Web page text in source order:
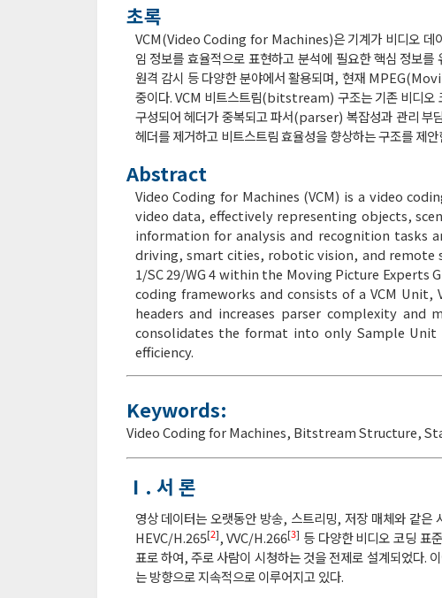
초록
VCM(Video Coding for Machines)은 기계가 비디오 데이
임 정보를 효율적으로 표현하고 분석에 필요한 핵심 정보
원격 감시 등 다양한 분야에서 활용되며, 현재
중이다. VCM 비트스트림(bitstream) 구조는 기존 비디
구성되어 헤더가 중복되고 파서(parser) 복잡성과 관리
헤더를 제거하고 비트스트림 효율성을 향상하는 구조를 제안
Abstract
Video Coding for Machines (VCM) is a video
video data, effectively representing objects,
information for analysis and recognition tasks
driving, smart cities, robotic vision, and remote
1/SC 29/WG 4 within the Moving Picture Experts
coding frameworks and consists of a VCM Unit,
headers and increases parser complexity
consolidates the format into only Sample
efficiency.
Keywords:
Video Coding for Machines, Bitstream Structure,
Ⅰ. 서 론
영상 데이터는 오랫동안 방송, 스트리밍, 저장 매체와 같
HEVC/H.265[2], VVC/H.266[3] 등 다양한 비디오 코딩 표
표로 하여, 주로 사람이 시청하는 것을 전제로 설계되었다.
는 방향으로 지속적으로 이루어지고 있다.